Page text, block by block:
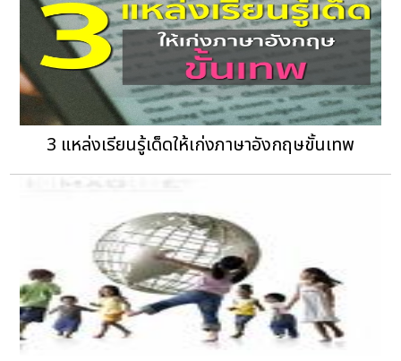
3 แหล่งเรียนรู้เด็ดให้เก่งภาษาอังกฤษขั้นเทพ